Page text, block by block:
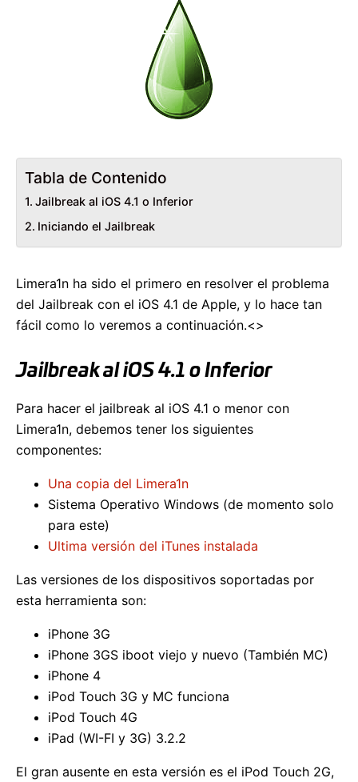
Tabla de Contenido
Jailbreak al iOS 4.1 o Inferior
Iniciando el Jailbreak
Limera1n ha sido el primero en resolver el problema
del Jailbreak con el iOS 4.1 de Apple, y lo hace tan
fácil como lo veremos a continuación.<>
Jailbreak al iOS 4.1 o Inferior
Para hacer el jailbreak al iOS 4.1 o menor con
Limera1n, debemos tener los siguientes
componentes:
Una copia del Limera1n
Sistema Operativo Windows (de momento solo
para este)
Ultima versión del iTunes instalada
Las versiones de los dispositivos soportadas por
esta herramienta son:
iPhone 3G
iPhone 3GS iboot viejo y nuevo (También MC)
iPhone 4
iPod Touch 3G y MC funciona
iPod Touch 4G
iPad (WI-FI y 3G) 3.2.2
El gran ausente en esta versión es el iPod Touch 2G,